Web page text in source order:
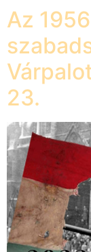
Az
23.